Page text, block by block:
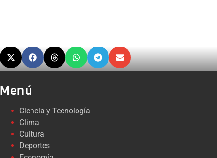
Menú
Ciencia y Tecnología
Clima
Cultura
Deportes